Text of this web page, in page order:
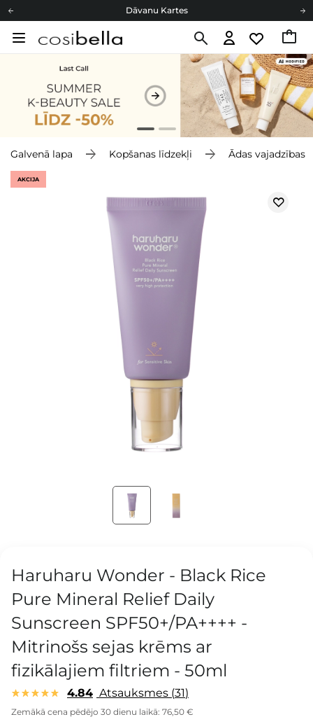
Dāvanu Kartes
Cosibella lojalitātes programma
Galvenā lapa Kopšanas līdzekļi Ādas vajadzības
AKCIJA
Haruharu Wonder - Black Rice
Pure Mineral Relief Daily
Sunscreen SPF50+/PA++++ -
Mitrinošs sejas krēms ar
fizikālajiem filtriem - 50ml
4.84 Atsauksmes 31
Zemākā cena pēdējo 30 dienu laikā: 76,50 €